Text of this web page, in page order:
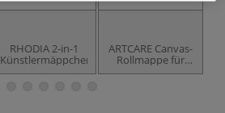
RHODIA 2-in-1
Künstlermäppchen
ARTCARE Canvas-
Rollmappe für
Pinsel